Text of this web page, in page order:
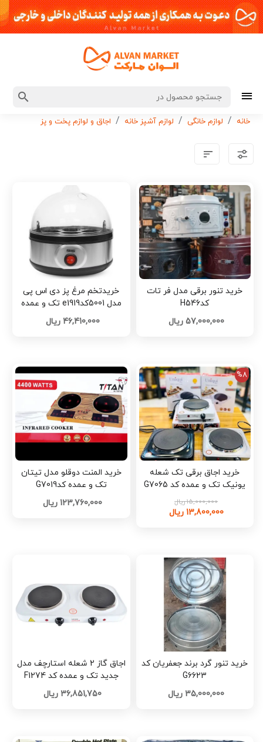
خانه لوازم خانگی لوازم آشپز خانه اجاق و لوازم پخت و پز
خرید تنور برقی مدل فر تات
کدH546
57,000,000 ریال
خریدتخم مرغ پز دی اس پی
مدل 5001کدe1919 تک و عمده
46,410,000 ریال
%8
خرید اجاق برقی تک شعله
یونیک تک و عمده کد G7065
15,000,000 ریال
13,800,000 ریال
خرید المنت دوقلو مدل تیتان
تک و عمده کدG7019
123,760,000 ریال
خرید تنور گرد برند جعفریان کد
G6623
35,000,000 ریال
اجاق گاز 2‌ شعله‌ استارچف مدل
جدید تک و عمده کد F1274
36,851,750 ریال